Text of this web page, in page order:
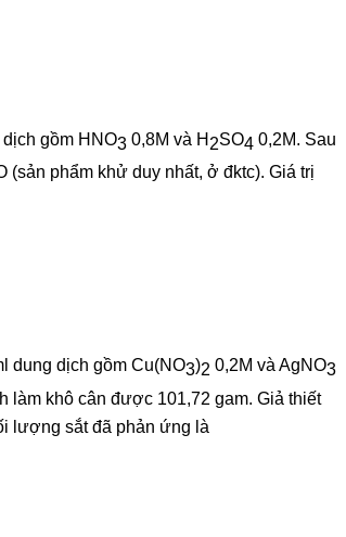
gồm HNO3 0,8M và H2SO4 0,2M. Sau
(sản phẩm khử duy nhất, ở đktc). Giá trị
dung dịch gồm Cu(NO3)2 0,2M và AgNO3
làm khô cân được 101,72 gam. Giả thiết
lượng sắt đã phản ứng là